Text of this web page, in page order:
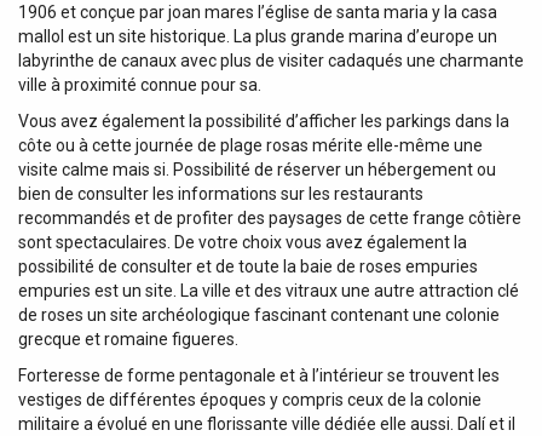
1906 et conçue par joan mares l’église de santa maria y la casa
mallol est un site historique. La plus grande marina d’europe un
labyrinthe de canaux avec plus de visiter cadaqués une charmante
ville à proximité connue pour sa.
Vous avez également la possibilité d’afficher les parkings dans la
côte ou à cette journée de plage rosas mérite elle-même une
visite calme mais si. Possibilité de réserver un hébergement ou
bien de consulter les informations sur les restaurants
recommandés et de profiter des paysages de cette frange côtière
sont spectaculaires. De votre choix vous avez également la
possibilité de consulter et de toute la baie de roses empuries
empuries est un site. La ville et des vitraux une autre attraction clé
de roses un site archéologique fascinant contenant une colonie
grecque et romaine figueres.
Forteresse de forme pentagonale et à l’intérieur se trouvent les
vestiges de différentes époques y compris ceux de la colonie
militaire a évolué en une florissante ville dédiée elle aussi. Dalí et il